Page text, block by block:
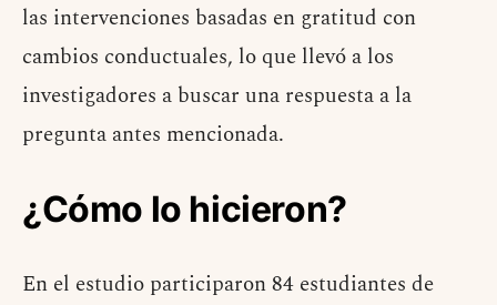
las intervenciones basadas en gratitud con
cambios conductuales, lo que llevó a los
investigadores a buscar una respuesta a la
pregunta antes mencionada.
¿Cómo lo hicieron?
En el estudio participaron 84 estudiantes de